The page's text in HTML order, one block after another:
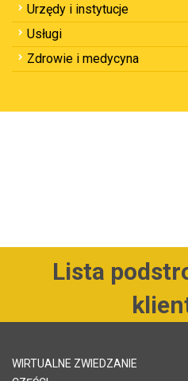
Urzędy i instytucje
Usługi
Zdrowie i medycyna
Lista
WIRTUALNE ZWIEDZANIE